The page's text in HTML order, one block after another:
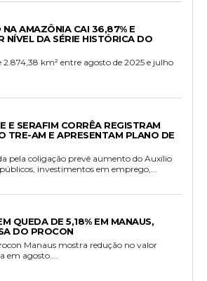
AMAZÔNIA CAI 36,87% E
NÍVEL DA SÉRIE HISTÓRICA DO
2.874,38 km² entre agosto de 2025 e julho
E SERAFIM CORRÊA REGISTRAM
TRE-AM E APRESENTAM PLANO DE
pela coligação prevê aumento do Auxílio
investimentos em emprego,...
QUEDA DE 5,18% EM MANAUS,
DO PROCON
Manaus mostra redução no valor
em agosto....